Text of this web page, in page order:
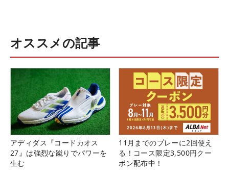
オススメの記事
アディダス『コードカオス
27』は強烈な蹴りでパワーを
生む
11月までのプレーに2回使え
る！コース限定3,500円クー
ポン配布中！